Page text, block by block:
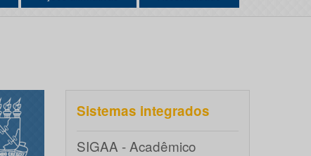
Sistemas integrados
SIGAA - Acadêmico